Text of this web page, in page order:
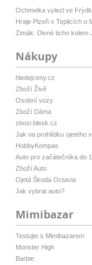
Ochmelka vylezl ve
Hraje Plzeň v Teplicích o
Zimák: Divné ticho kolem
Nákupy
hledejceny.cz
Zboží Živě
Osobní vozy
Zboží Dáma
zbozi.blesk.cz
Jak na prohlídku ojetého
HobbyKompas
Auto pro začátečníka do
Zboží Auto
Ojetá Škoda Octavia
Jak vybrat auto?
Mimibazar
Testujte s Mimibazarem
Monster High
Barbie